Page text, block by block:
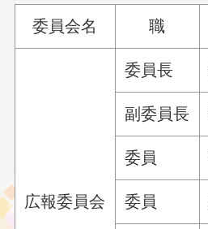
委員会名 職
広報委員会
委員長
副委員長
委員
委員